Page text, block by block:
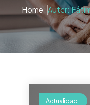
Home Autor:
Actualidad